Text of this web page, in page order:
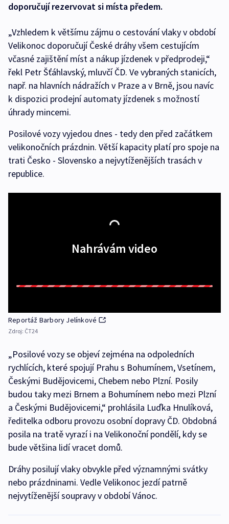
doporučují rezervovat si místa předem.
„Vzhledem k většímu zájmu o cestování vlaky v období
Velikonoc doporučují České dráhy všem cestujícím
včasné zajištění míst a nákup jízdenek v předprodeji,“
řekl Petr Šťáhlavský, mluvčí ČD. Ve vybraných stanicích,
např. na hlavních nádražích v Praze a v Brně, jsou navíc
k dispozici prodejní automaty jízdenek s možností
úhrady mincemi.
Posilové vozy vyjedou dnes - tedy den před začátkem
velikonočních prázdnin. Větší kapacity platí pro spoje na
trati Česko - Slovensko a nejvytíženějších trasách v
republice.
Nahrávám video
Reportáž Barbory Jelínkové
Zdroj: ČT24
„Posilové vozy se objeví zejména na odpoledních
rychlících, které spojují Prahu s Bohumínem, Vsetínem,
Českými Budějovicemi, Chebem nebo Plzní. Posily
budou taky mezi Brnem a Bohumínem nebo mezi Plzní
a Českými Budějovicemi,“ prohlásila Luďka Hnulíková,
ředitelka odboru provozu osobní dopravy ČD. Obdobná
posila na tratě vyrazí i na Velikonoční pondělí, kdy se
bude většina lidí vracet domů.
Dráhy posilují vlaky obvykle před významnými svátky
nebo prázdninami. Vedle Velikonoc jezdí patrně
nejvytíženější soupravy v období Vánoc.